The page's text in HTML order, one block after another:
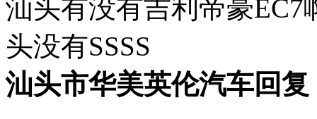
汕头有没有吉利帝豪
头没有SSSS
汕头市华美英伦汽车回复